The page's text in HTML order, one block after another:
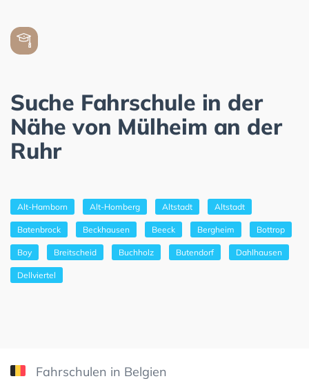
Suche Fahrschule in der
Nähe von Mülheim an der
Ruhr
Alt-Hamborn Alt-Homberg Altstadt Altstadt
Batenbrock Beckhausen Beeck Bergheim Bottrop
Boy Breitscheid Buchholz Butendorf Dahlhausen
Dellviertel
Fahrschulen in Belgien